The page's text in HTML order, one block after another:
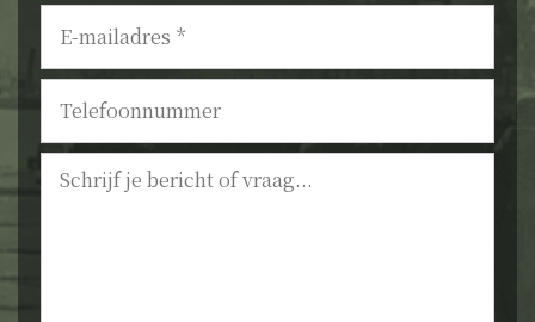
E-
mailadres *
Telefoonnummer
Bericht